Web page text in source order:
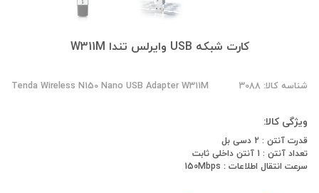
کارت شبکه USB وایرلس تندا W311M
شناسه کالا: 3088 Tenda Wireless N150 Nano USB Adapter W311M
ویژگی کالا:
قدرت آنتن : 2 دسی بل
تعداد آنتن : 1 آنتن داخلی ثابت
سرعت انتقال اطلاعات : 150Mbps